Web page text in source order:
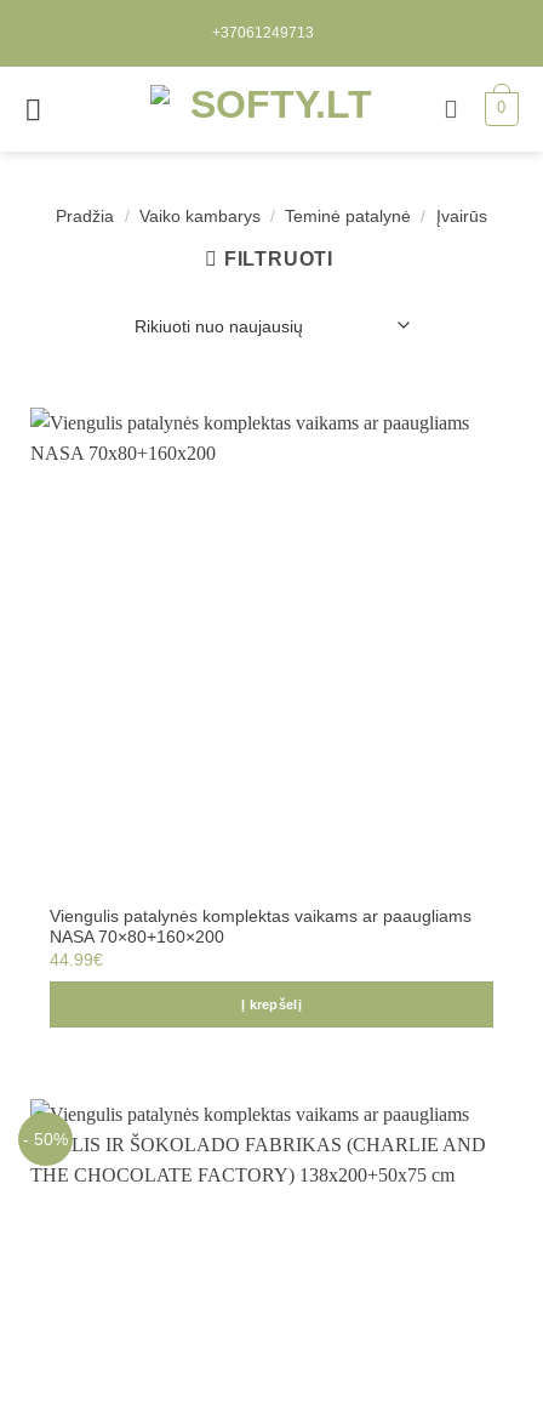
+37061249713
0
Pradžia / Vaiko kambarys / Teminė patalynė / Įvairūs
FILTRUOTI
Viengulis patalynės komplektas vaikams ar paaugliams
NASA 70×80+160×200
44.99€
Į krepšelį
- 50%